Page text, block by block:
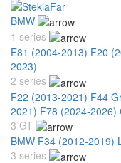
BMW
1 series
E81 (2004-2013) F20
2023)
2 series
F22 (2013-2021) F44
2021) F78 (2024-2026)
3 GT
BMW F34 (2012-2019)
3 series